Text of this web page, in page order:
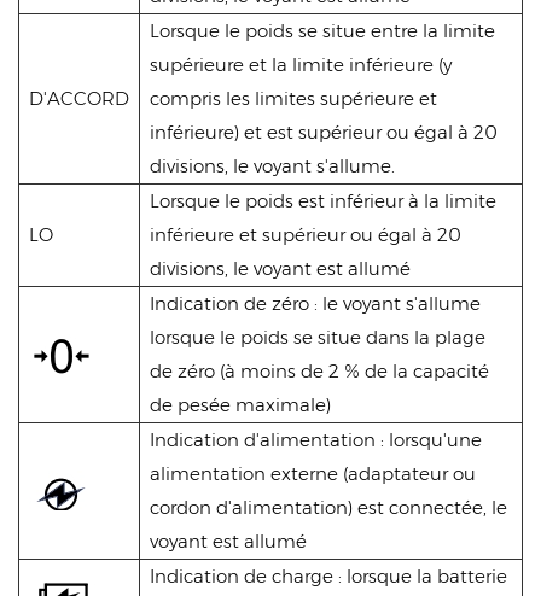
D'ACCORD
Lorsque le poids se situe entre la limite
supérieure et la limite inférieure (y
compris les limites supérieure et
inférieure) et est supérieur ou égal à 20
divisions, le voyant s'allume.
LO
Lorsque le poids est inférieur à la limite
inférieure et supérieur ou égal à 20
divisions, le voyant est allumé
Indication de zéro : le voyant s'allume
lorsque le poids se situe dans la plage
de zéro (à moins de 2 % de la capacité
de pesée maximale)
Indication d'alimentation : lorsqu'une
alimentation externe (adaptateur ou
cordon d'alimentation) est connectée, le
voyant est allumé
Indication de charge : lorsque la batterie